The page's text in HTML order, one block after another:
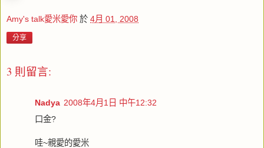
Amy's talk愛米愛你 於 4月 01, 2008
分享
3 則留言:
Nadya 2008年4月1日 中午12:32
口金?
哇~親愛的愛米